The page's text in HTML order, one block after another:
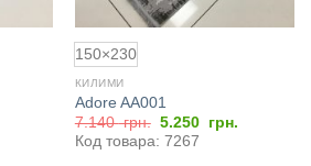
150×230
КИЛИМИ
Adore AA001
7.140грн. Оригінальна
ціна:
7.140
5.250 грн.Поточна
Код товара: 7267